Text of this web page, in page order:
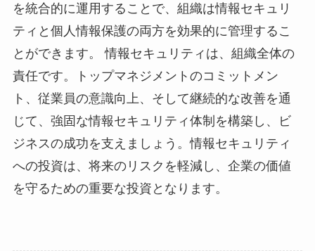
を統合的に運用することで、組織は情報セキュリ
ティと個人情報保護の両方を効果的に管理するこ
とができます。 情報セキュリティは、組織全体の
責任です。トップマネジメントのコミットメン
ト、従業員の意識向上、そして継続的な改善を通
じて、強固な情報セキュリティ体制を構築し、ビ
ジネスの成功を支えましょう。情報セキュリティ
への投資は、将来のリスクを軽減し、企業の価値
を守るための重要な投資となります。